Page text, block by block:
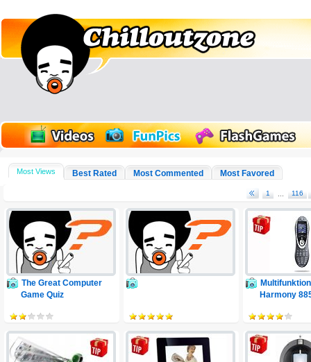
Most Views Best Rated Most Commented Most Favored
1 116
The Great Computer
Game Quiz
Harmony